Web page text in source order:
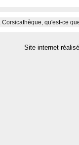
Corsicathèque, qu'est-ce
Site internet